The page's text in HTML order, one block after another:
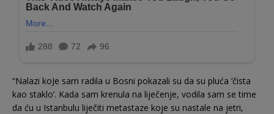
“Nalazi koJe sam radila u Bosni pokazali su da su pluća ‘čista
kao staklo’. Kada sam krenula na liječenje, vodila sam se time
da ću u Istanbulu liječiti metastaze koje su nastale na jetri,